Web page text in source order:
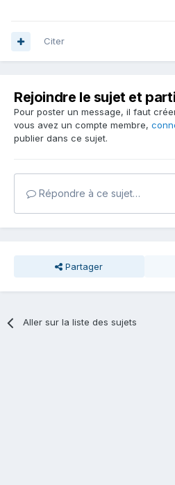
Citer
Rejoindre le sujet et
Pour poster un message, il faut
vous avez un compte membre,
publier dans ce sujet.
Répondre à ce sujet…
Partager
Aller sur la liste des sujets